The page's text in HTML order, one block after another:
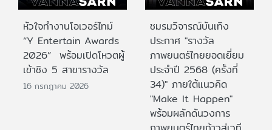
หัวใจทำงานโอเวอร์ไทม์
“Y Entertain Awards
2026” พร้อมเปิดโหวตผู้
เข้าชิง 5 สาขารางวัล
16 กรกฎาคม 2026
ชมรมวิจารณ์บันเทิง
ประกาศ "รางวัล
ภาพยนตร์ไทยยอดเยี่ยม
ประจําปี 2568 (ครั้งที่
34)" ภายใต้แนวคิด
"Make It Happen"
พร้อมผลักดันวงการ